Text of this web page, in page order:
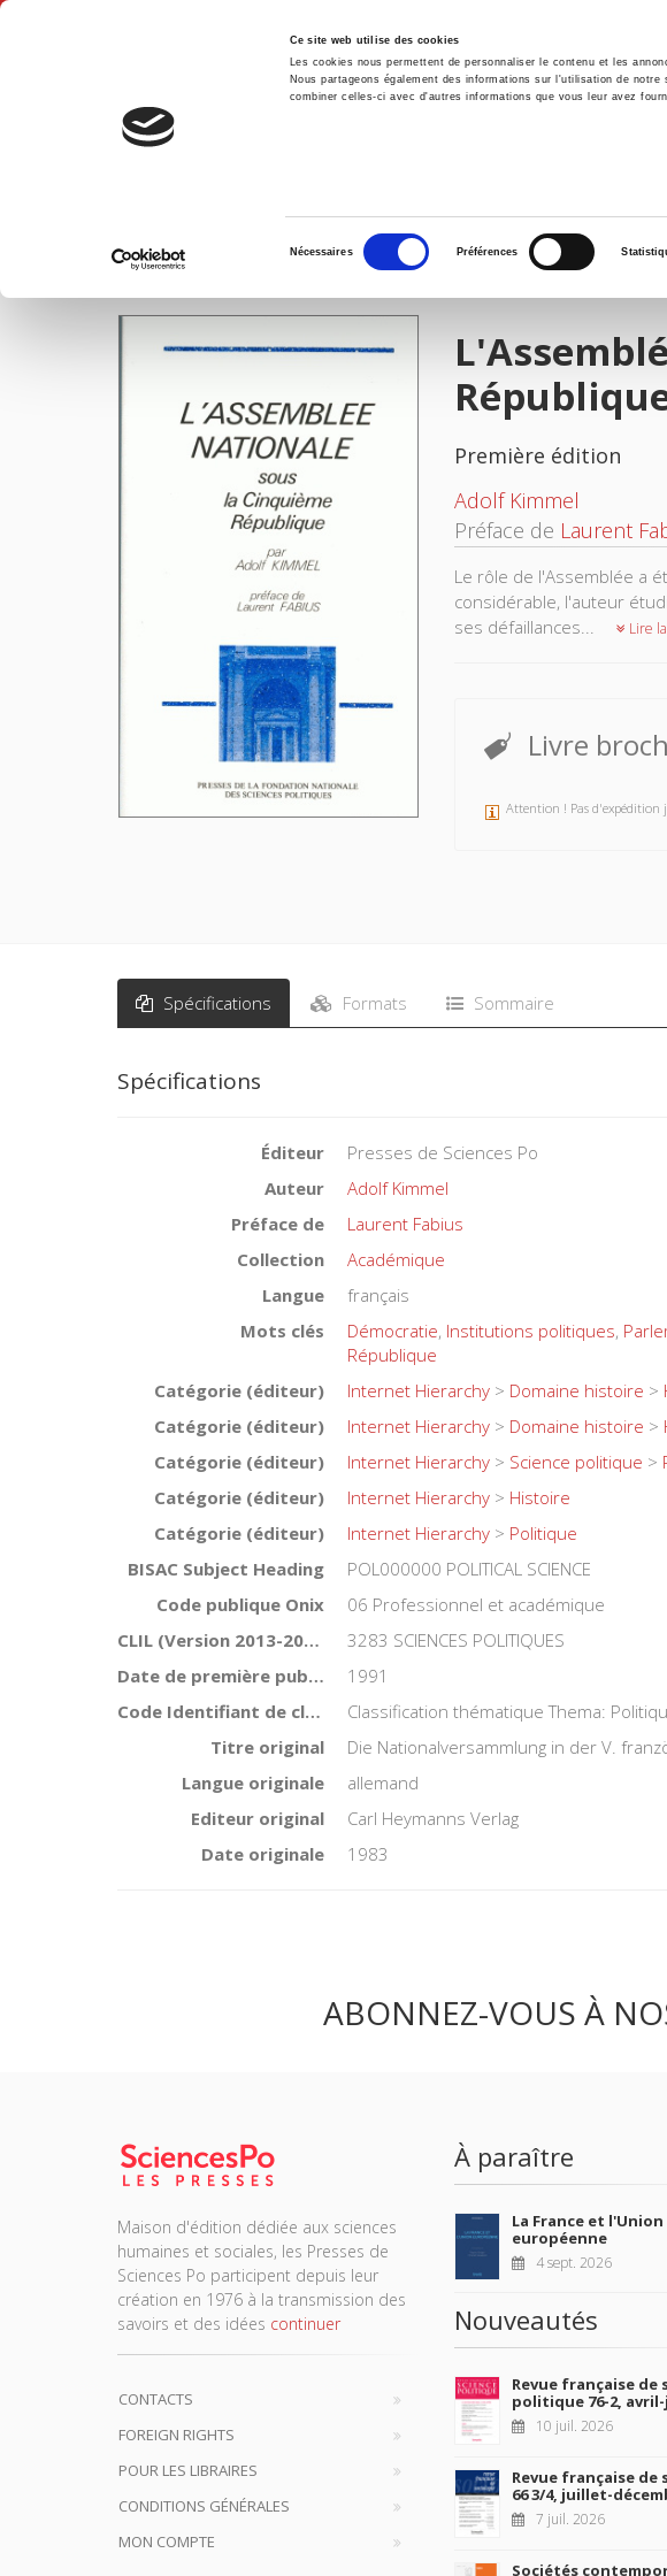
Ce site web utilise des cookies
Les cookies nous permettent de personnaliser le contenu et les
Nous partageons également des informations sur l'utilisation de
combiner celles-ci avec d'autres informations que vous leur avez
consentement
Nécessaires Préférences
Accueil
IMAGES
Première édition
Adolf Kimmel
Préface de Laurent
Le rôle de l'Assemblée a
considérable, l'auteur
ses défaillances...
Lire
Livre
Attention ! Pas
Spécifications Formats Sommaire
Spécifications
Éditeur
Presses de Sciences Po
Auteur
Adolf Kimmel
Préface de
Laurent Fabius
Collection
Académique
Langue
français
Mots clés
Démocratie, Institutions politiques,
République
Catégorie (éditeur)
Internet Hierarchy > Domaine histoire >
Catégorie (éditeur)
Internet Hierarchy > Domaine histoire >
Catégorie (éditeur)
Internet Hierarchy > Science politique >
Catégorie (éditeur)
Internet Hierarchy > Histoire
Catégorie (éditeur)
Internet Hierarchy > Politique
BISAC Subject Heading
POL000000 POLITICAL SCIENCE
Code publique Onix
06 Professionnel et académique
CLIL (Version 2013-2019 )
3283 SCIENCES POLITIQUES
Date de première publication du titre
1991
Code Identifiant de classement sujet
Classification thématique Thema:
Titre original
Die Nationalversammlung in der V.
Langue originale
allemand
Editeur original
Carl Heymanns Verlag
Date originale
1983
ABONNEZ-VOUS À
Maison d'édition dédiée aux sciences
humaines et sociales, les Presses de
Sciences Po participent depuis leur
création en 1976 à la transmission des
savoirs et des idées continuer
CONTACTS
FOREIGN RIGHTS
POUR LES LIBRAIRES
CONDITIONS GÉNÉRALES
MON COMPTE
À paraître
La France et l'Union
européenne
4 sept. 2026
Nouveautés
Revue française de
politique 76-2, avril-
10 juil. 2026
Revue française de
66 3/4, juillet-
7 juil. 2026
Sociétés